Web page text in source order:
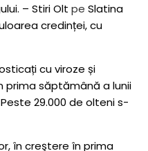
– Stiri Olt pe Slatina
credinței, cu
cu viroze și
prima săptămână a lunii
Peste 29.000 de olteni s-
în creştere în prima